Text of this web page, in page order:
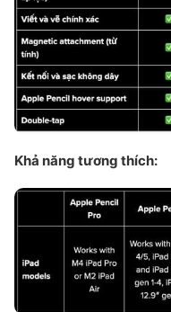
Khả năng tương thích: